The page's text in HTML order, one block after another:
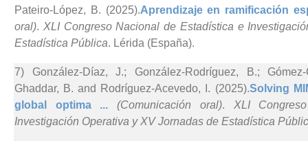
Pateiro-López, B. (2025).Aprendizaje en ramificación
oral). XLI Congreso Nacional de Estadística e
Estadística Pública. Lérida (España).
7) González-Díaz, J.; González-Rodríguez, B.;
Ghaddar, B. and Rodríguez-Acevedo, I. (2025).Solving
global optima ...(Comunicación oral). XLI
Investigación Operativa y XV Jornadas de Estadística